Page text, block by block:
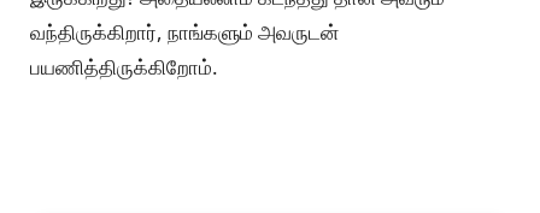
வசூலில் செய்யாத சாதனையா?